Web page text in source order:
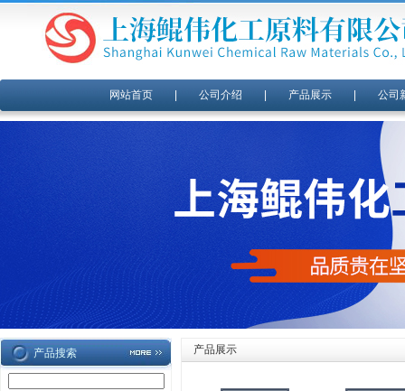
网站首页| 公司介绍 产品展示| 公司
产品搜索 产品展示